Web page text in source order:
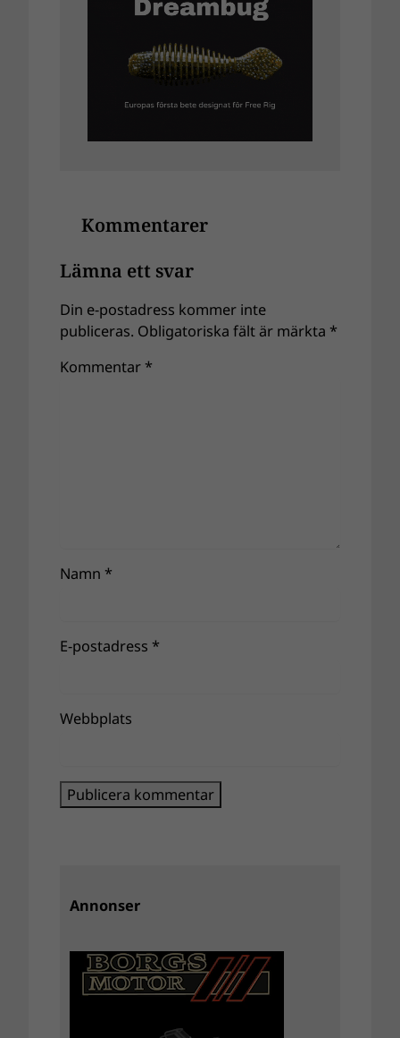
Kommentarer
Lämna ett svar
Din e-postadress kommer inte
publiceras. Obligatoriska fält är märkta *
Kommentar *
Namn *
E-postadress *
Webbplats
Annonser